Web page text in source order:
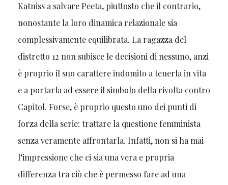
Katniss a salvare Peeta, piuttosto che il contrario,
nonostante la loro dinamica relazionale sia
complessivamente equilibrata. La ragazza del
distretto 12 non subisce le decisioni di nessuno, anzi
è proprio il suo carattere indomito a tenerla in vita
e a portarla ad essere il simbolo della rivolta contro
Capitol. Forse, è proprio questo uno dei punti di
forza della serie: trattare la questione femminista
senza veramente affrontarla. Infatti, non si ha mai
l’impressione che ci sia una vera e propria
differenza tra ciò che è permesso fare ad una